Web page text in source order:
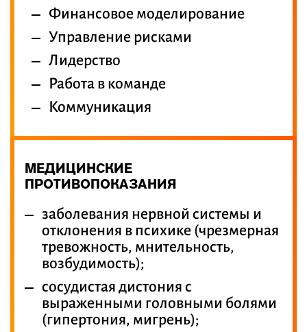
Финансовое моделирование
Управление рисками
Лидерство
Работа в команде
Коммуникация
МЕДИЦИНСКИЕ
ПРОТИВОПОКАЗАНИЯ
заболевания нервной системы и
отклонения в психике (чрезмерная
тревожность, мнительность,
возбудимость);
сосудистая дистония с
выраженными головными болями
(гипертония, мигрень);